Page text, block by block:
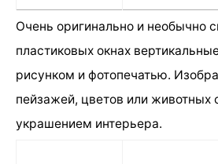
Очень оригинально и необычно
пластиковых окнах
рисунком и фотопечатью.
пейзажей, цветов или животных
украшением интерьера.